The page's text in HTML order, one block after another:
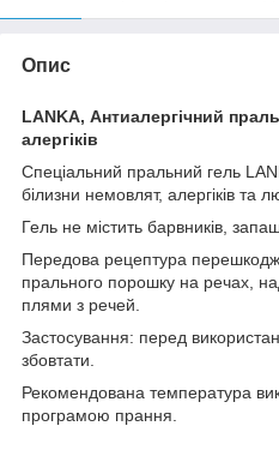
Опис
LANKA, Антиалергічний
алергіків
Спеціальний пральний гель
білизни немовлят, алергіків та
Гель не містить барвників,
Передова рецептура
прального порошку на речах,
плями з речей.
Застосування: перед
збовтати.
Рекомендована температура
програмою прання.